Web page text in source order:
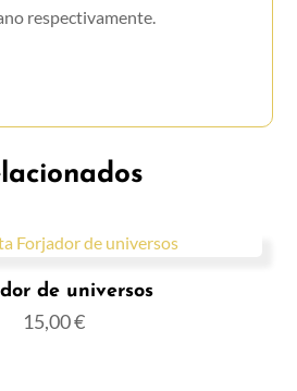
respectivamente.
de universos
15,00€